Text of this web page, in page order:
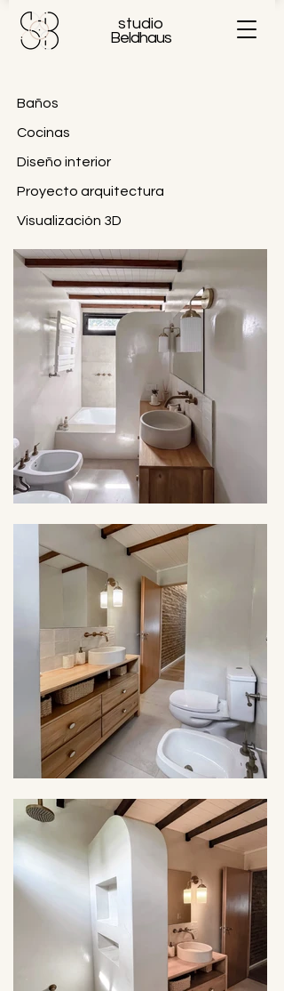
studio
Beldhaus
Baños
Cocinas
Diseño interior
Proyecto arquitectura
Visualización 3D